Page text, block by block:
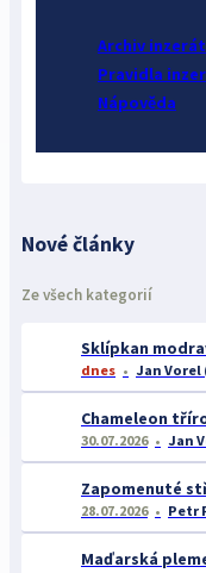
Archiv
Pravidla
Nápověda
Nové články
Ze všech kategorií
Sklípkan
dnes Jan Vorel
Chameleon
30.07.2026 Jan
28.07.2026 Petr
Maďarská